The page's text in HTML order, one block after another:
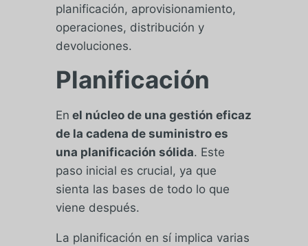
planificación, aprovisionamiento,
operaciones, distribución y
devoluciones.
Planificación
En el núcleo de una gestión eficaz
de la cadena de suministro es
una planificación sólida. Este
paso inicial es crucial, ya que
sienta las bases de todo lo que
viene después.
La planificación en sí implica varias